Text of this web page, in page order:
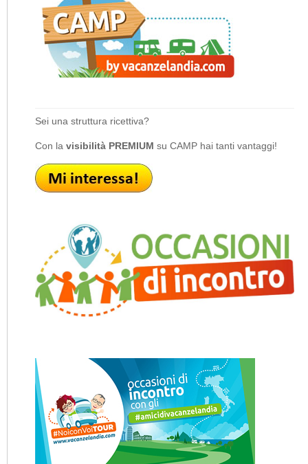
Sei una struttura ricettiva?
Con la visibilità PREMIUM su CAMP hai tanti vantaggi!